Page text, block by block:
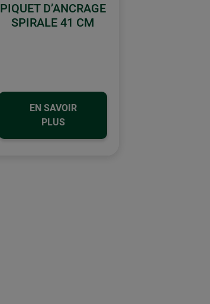
PIQUET D’ANCRAGE
SPIRALE 41 CM
EN SAVOIR
PLUS